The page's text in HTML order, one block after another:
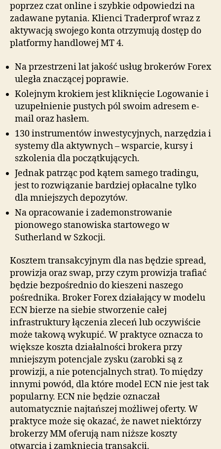
poprzez czat online i szybkie odpowiedzi na
zadawane pytania. Klienci Traderprof wraz z
aktywacją swojego konta otrzymują dostęp do
platformy handlowej MT 4.
Na przestrzeni lat jakość usług brokerów Forex
uległa znaczącej poprawie.
Kolejnym krokiem jest kliknięcie Logowanie i
uzupełnienie pustych pól swoim adresem e-
mail oraz hasłem.
130 instrumentów inwestycyjnych, narzędzia i
systemy dla aktywnych – wsparcie, kursy i
szkolenia dla początkujących.
Jednak patrząc pod kątem samego tradingu,
jest to rozwiązanie bardziej opłacalne tylko
dla mniejszych depozytów.
Na opracowanie i zademonstrowanie
pionowego stanowiska startowego w
Sutherland w Szkocji.
Kosztem transakcyjnym dla nas będzie spread,
prowizja oraz swap, przy czym prowizja trafiać
będzie bezpośrednio do kieszeni naszego
pośrednika. Broker Forex działający w modelu
ECN bierze na siebie stworzenie całej
infrastruktury łączenia zleceń lub oczywiście
może takową wykupić. W praktyce oznacza to
większe koszta działalności brokera przy
mniejszym potencjale zysku (zarobki są z
prowizji, a nie potencjalnych strat). To między
innymi powód, dla które model ECN nie jest tak
popularny. ECN nie będzie oznaczał
automatycznie najtańszej możliwej oferty. W
praktyce może się okazać, że nawet niektórzy
brokerzy MM oferują nam niższe koszty
otwarcia i zamknięcia transakcji.